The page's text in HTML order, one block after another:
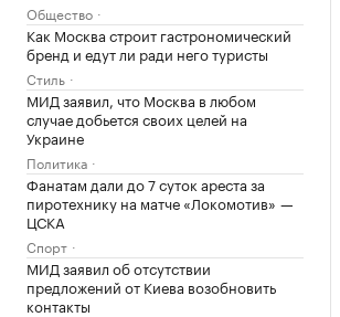
Общество
Как Москва строит гастрономический
бренд и едут ли ради него туристы
Стиль
МИД заявил, что Москва в любом
случае добьется своих целей на
Украине
Политика
Фанатам дали до 7 суток ареста за
пиротехнику на матче «Локомотив» —
ЦСКА
Спорт
МИД заявил об отсутствии
предложений от Киева возобновить
контакты